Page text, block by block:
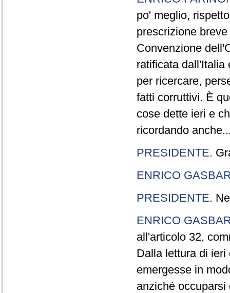
po' meglio,
prescrizione
Convenzione
ratificata dall'Italia
per ricercare,
fatti corruttivi. È
cose dette ieri e
ricordando
PRESIDENTE.
ENRICO
PRESIDENTE.
ENRICO
all'articolo 32,
Dalla lettura di
emergesse in
anziché